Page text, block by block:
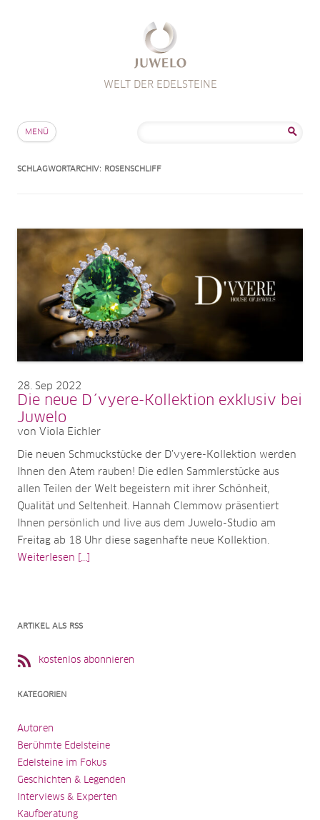
WELT DER EDELSTEINE
MENÜ
SCHLAGWORTARCHIV: ROSENSCHLIFF
28 Sep 2022
Die neue D´vyere-Kollektion exklusiv bei
Juwelo
von Viola Eichler
Die neuen Schmuckstücke der D’vyere-Kollektion werden
Ihnen den Atem rauben! Die edlen Sammlerstücke aus
allen Teilen der Welt begeistern mit ihrer Schönheit,
Qualität und Seltenheit. Hannah Clemmow präsentiert
Ihnen persönlich und live aus dem Juwelo-Studio am
Freitag ab 18 Uhr diese sagenhafte neue Kollektion.
Weiterlesen [...]
ARTIKEL ALS RSS
kostenlos abonnieren
KATEGORIEN
Autoren
Berühmte Edelsteine
Edelsteine im Fokus
Geschichten & Legenden
Interviews & Experten
Kaufberatung